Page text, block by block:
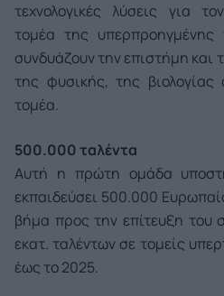
τεχνολογικές λύσεις για
τομέα της υπερπροηγμένης
συνδυάζουν την επιστήμη και
της φυσικής, της
τομέα.
500.000 ταλέντα
Αυτή η πρώτη ομάδα
εκπαιδεύσει 500.000
βήμα προς την επίτευξη του
εκατ. ταλέντων σε τομείς
έως το 2025.